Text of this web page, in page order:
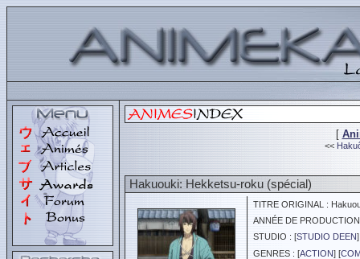
[
<<
Hakuouki: Hekketsu-roku (spécial)
TITRE ORIGINAL :
ANNÉE DE
STUDIO : [STUDIO DEEN]
GENRES : [ACTION] [